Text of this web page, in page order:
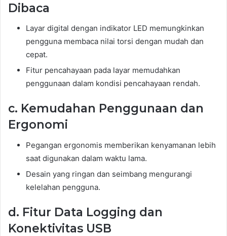
Dibaca
Layar digital dengan indikator LED memungkinkan
pengguna membaca nilai torsi dengan mudah dan
cepat.
Fitur pencahayaan pada layar memudahkan
penggunaan dalam kondisi pencahayaan rendah.
c. Kemudahan Penggunaan dan
Ergonomi
Pegangan ergonomis memberikan kenyamanan lebih
saat digunakan dalam waktu lama.
Desain yang ringan dan seimbang mengurangi
kelelahan pengguna.
d. Fitur Data Logging dan
Konektivitas USB